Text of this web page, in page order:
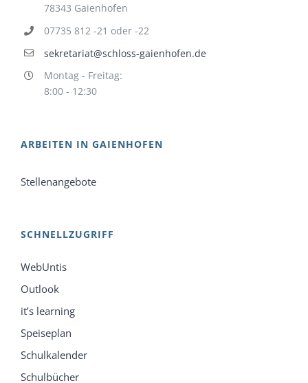
78343 Gaienhofen
07735 812 -21 oder -22
sekretariat@schloss-gaienhofen.de
Montag - Freitag:
8:00 - 12:30
ARBEITEN IN GAIENHOFEN
Stellenangebote
SCHNELLZUGRIFF
WebUntis
Outlook
it’s learning
Speiseplan
Schulkalender
Schulbücher